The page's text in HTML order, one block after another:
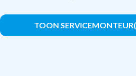
TOON